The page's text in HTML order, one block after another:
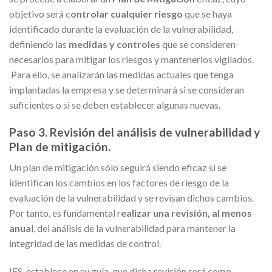
objetivo será controlar cualquier riesgo que se haya
identificado durante la evaluación de la vulnerabilidad,
definiendo las medidas y controles que se consideren
necesarios para mitigar los riesgos y mantenerlos vigilados.
Para ello, se analizarán las medidas actuales que tenga
implantadas la empresa y se determinará si se consideran
suficientes o si se deben establecer algunas nuevas.
Paso 3. Revisión del análisis de vulnerabilidad y
Plan de mitigación.
Un plan de mitigación sólo seguirá siendo eficaz si se
identifican los cambios en los factores de riesgo de la
evaluación de la vulnerabilidad y se revisan dichos cambios.
Por tanto, es fundamental realizar una revisión, al menos
anual, del análisis de la vulnerabilidad para mantener la
integridad de las medidas de control.